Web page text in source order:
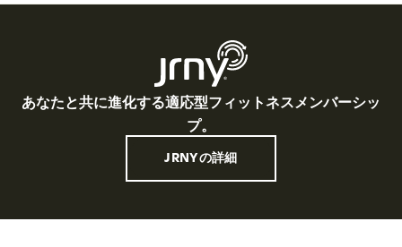
あなたと共に進化する適応型フィットネスメンバーシッ
プ。
JRNYの詳細